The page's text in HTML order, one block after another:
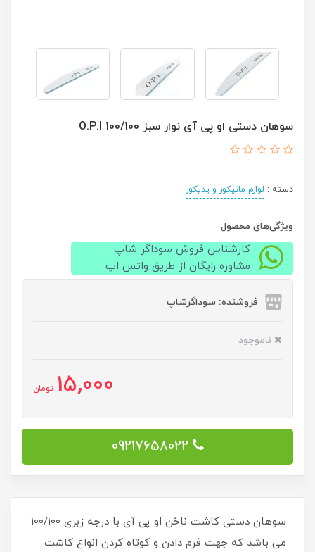
سوهان دستی او پی آی نوار سبز O.P.I 100/100
دسته : لوازم مانیکور و پدیکور
ویژگی‌های محصول
کارشناس فروش سوداگر شاپ
مشاوره رایگان از طریق واتس اپ
فروشنده: سوداگرشاپ
ناموجود
15,000 تومان
09217658022
سوهان دستی کاشت ناخن او پی آی با درجه زبری 100/100
می باشد که جهت فرم دادن و کوتاه کردن انواع کاشت